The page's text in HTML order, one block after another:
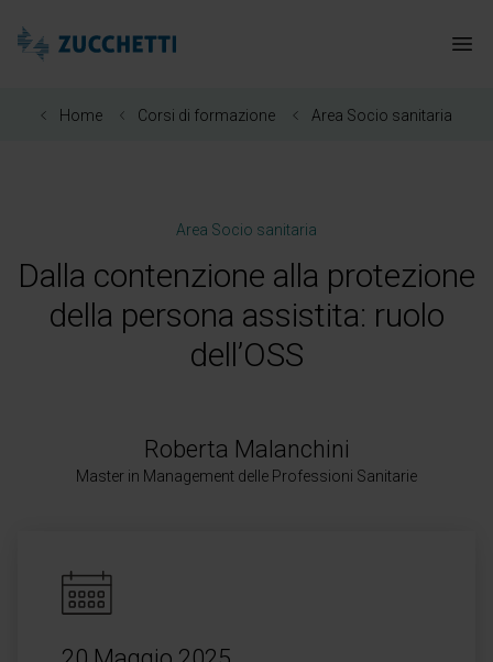
Zucchetti Healthcare
Home Corsi di formazione Area Socio sanitaria
Area Socio sanitaria
Dalla contenzione alla protezione
della persona assistita: ruolo
dell’OSS
Roberta Malanchini
Master in Management delle Professioni Sanitarie